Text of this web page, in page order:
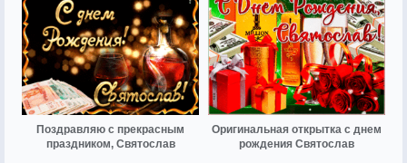
Поздравляю с прекрасным
праздником, Святослав
Оригинальная открытка с днем
рождения Святослав